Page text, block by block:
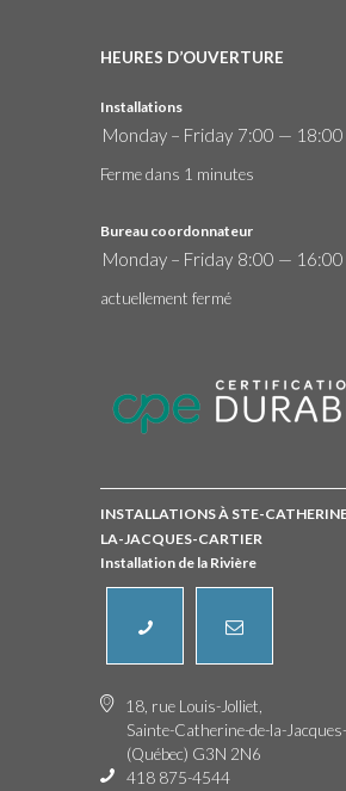
HEURES D’OUVERTURE
Installations
Monday – Friday 7:00 — 18:00
Ferme dans 1 minutes
Bureau coordonnateur
Monday – Friday 8:00 — 16:00
actuellement fermé
INSTALLATIONS À STE-
LA-JACQUES-CARTIER
Installation de la Rivière
18, rue Louis-Jolliet,
Sainte-Catherine-de-la-
(Québec) G3N 2N6
418 875-4544